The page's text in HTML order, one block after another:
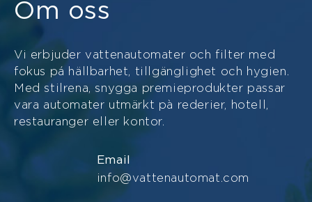
Om oss
Vi erbjuder vattenautomater och filter med
fokus pá hällbarhet, tillgänglighet och hygien.
Med stilrena, snygga premieprodukter passar
vara automater utmärkt pà rederier, hotell,
restauranger eller kontor.
Email
info@vattenautomat.com